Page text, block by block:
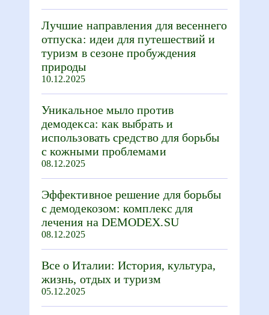
Лучшие направления для весеннего
отпуска: идеи для путешествий и
туризм в сезоне пробуждения
природы
10.12.2025
Уникальное мыло против
демодекса: как выбрать и
использовать средство для борьбы
с кожными проблемами
08.12.2025
Эффективное решение для борьбы
с демодекозом: комплекс для
лечения на DEMODEX.SU
08.12.2025
Все о Италии: История, культура,
жизнь, отдых и туризм
05.12.2025